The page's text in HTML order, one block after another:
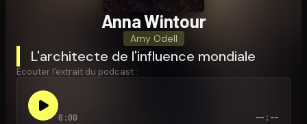
Anna Wintour
Amy Odell
L'architecte de l'influence mondiale
Écouter l'extrait du podcast :
0:00 --:--